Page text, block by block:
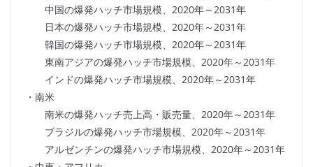
中国の爆発ハッチ市場規模、2020年～2031年
日本の爆発ハッチ市場規模、2020年～2031年
韓国の爆発ハッチ市場規模、2020年～2031年
東南アジアの爆発ハッチ市場規模、2020年～2031年
インドの爆発ハッチ市場規模、2020年～2031年
・南米
南米の爆発ハッチ売上高・販売量、2020年～2031年
ブラジルの爆発ハッチ市場規模、2020年～2031年
アルゼンチンの爆発ハッチ市場規模、2020年～2031年